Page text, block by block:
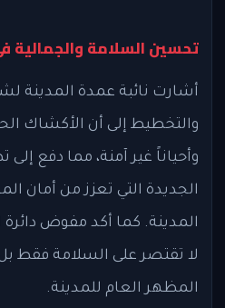
تحسين السلامة والجمالية
أشارت نائبة عمدة المدينة
والتخطيط إلى أن الأكشاك
وأحياناً غير آمنة، مما دفع
الجديدة التي تعزز من أمان
المدينة. كما أكد مفوض دائرة
لا تقتصر على السلامة فقط
المظهر العام للمدينة.